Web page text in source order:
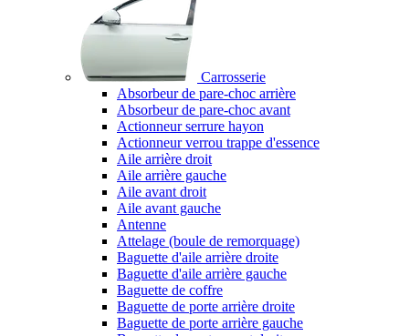
Carrosserie
Absorbeur de pare-choc arrière
Absorbeur de pare-choc avant
Actionneur serrure hayon
Actionneur verrou trappe d'essence
Aile arrière droit
Aile arrière gauche
Aile avant droit
Aile avant gauche
Antenne
Attelage (boule de remorquage)
Baguette d'aile arrière droite
Baguette d'aile arrière gauche
Baguette de coffre
Baguette de porte arrière droite
Baguette de porte arrière gauche